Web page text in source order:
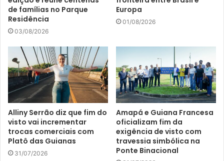
de famílias no Parque
Residência
03/08/2026
Europa
01/08/2026
Alliny Serrão diz que fim do
visto vai incrementar
trocas comerciais com
Platô das Guianas
31/07/2026
Amapá e Guiana Francesa
oficializam fim da
exigência de visto com
travessia simbólica na
Ponte Binacional